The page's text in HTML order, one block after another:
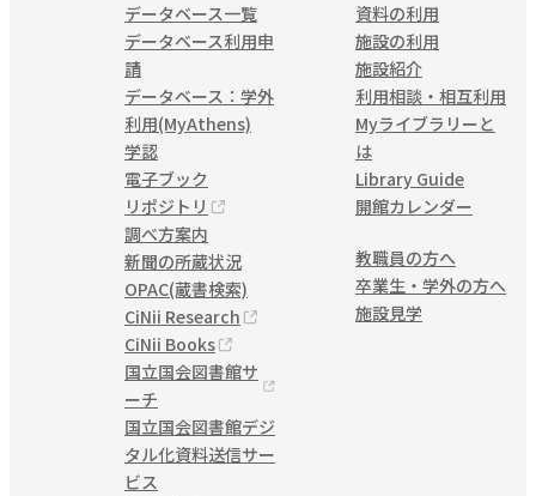
データベース一覧
データベース利用申
請
データベース：学外
利用(MyAthens)
学認
電子ブック
リポジトリ
調べ方案内
新聞の所蔵状況
OPAC(蔵書検索)
CiNii Research
CiNii Books
国立国会図書館サ
ーチ
国立国会図書館デジ
タル化資料送信サー
ビス
資料の利用
施設の利用
施設紹介
利用相談・相互利用
Myライブラリーと
は
Library Guide
開館カレンダー
教職員の方へ
卒業生・学外の方へ
施設見学